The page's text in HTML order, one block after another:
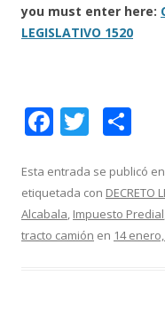
you must enter here:
LEGISLATIVO 1520
F
e
b
o
T
itt
er
m
p
ar
Esta entrada se publicó en
etiquetada con DECRETO
Alcabala, Impuesto Predial
tracto camión en 14